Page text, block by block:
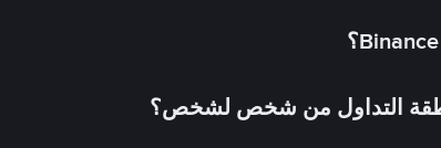
التداول من شخص لشخص؟